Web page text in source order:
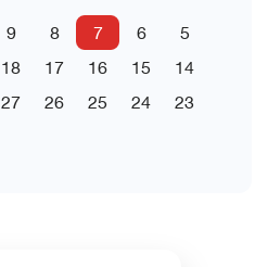
5
6
7
8
9
14
15
16
17
18
23
24
25
26
27